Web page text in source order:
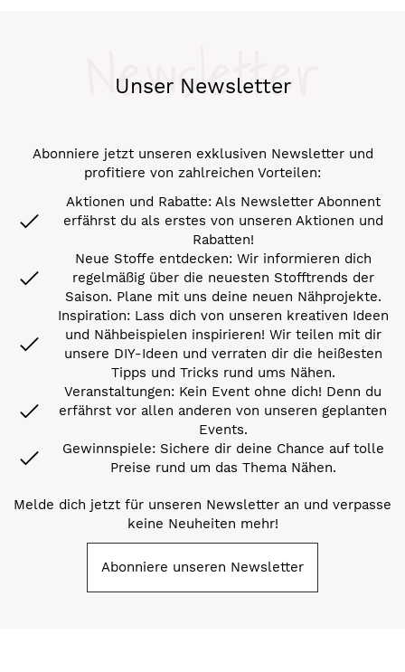
Unser Newsletter
Newsletter
Abonniere jetzt unseren exklusiven Newsletter und
profitiere von zahlreichen Vorteilen:
Aktionen und Rabatte: Als Newsletter Abonnent
erfährst du als erstes von unseren Aktionen und
Rabatten!
Neue Stoffe entdecken: Wir informieren dich
regelmäßig über die neuesten Stofftrends der
Saison. Plane mit uns deine neuen Nähprojekte.
Inspiration: Lass dich von unseren kreativen Ideen
und Nähbeispielen inspirieren! Wir teilen mit dir
unsere DIY-Ideen und verraten dir die heißesten
Tipps und Tricks rund ums Nähen.
Veranstaltungen: Kein Event ohne dich! Denn du
erfährst vor allen anderen von unseren geplanten
Events.
Gewinnspiele: Sichere dir deine Chance auf tolle
Preise rund um das Thema Nähen.
Melde dich jetzt für unseren Newsletter an und verpasse
keine Neuheiten mehr!
Abonniere unseren Newsletter